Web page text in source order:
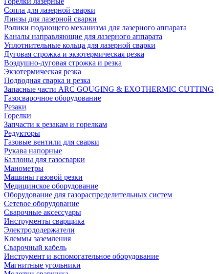
Сопла для лазерной сварки
Линзы для лазерной сварки
Ролики подающего механизма для лазерного аппарата
Каналы направляющие для лазерного аппарата
Уплотнительные кольца для лазерной сварки
Дуговая строжка и экзотермическая резка
Воздушно-дуговая строжка и резка
Экзотермическая резка
Подводная сварка и резка
Запасные части ARC GOUGING & EXOTHERMIC CUTTING
Газосварочное оборудование
Резаки
Горелки
Запчасти к резакам и горелкам
Редукторы
Газовые вентили для сварки
Рукава напорные
Баллоны для газосварки
Манометры
Машины газовой резки
Медицинское оборудование
Оборудование для газораспределительных систем
Сетевое оборудование
Сварочные аксессуары
Инструменты сварщика
Электрододержатели
Клеммы заземления
Сварочный кабель
Инструмент и вспомогательное оборудование
Магнитные угольники